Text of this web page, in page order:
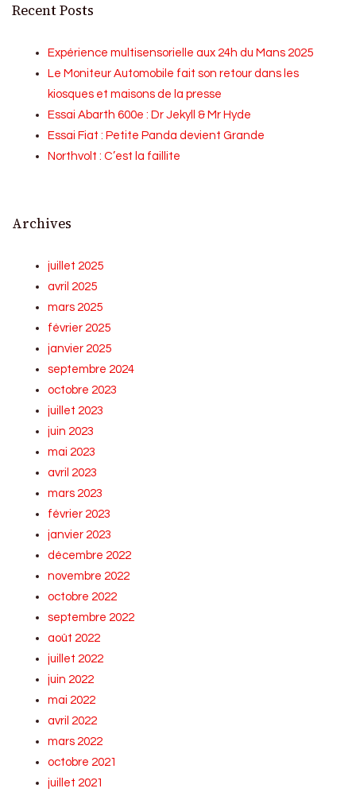
Recent Posts
Expérience multisensorielle aux 24h du Mans 2025
Le Moniteur Automobile fait son retour dans les
kiosques et maisons de la presse
Essai Abarth 600e : Dr Jekyll & Mr Hyde
Essai Fiat : Petite Panda devient Grande
Northvolt : C’est la faillite
Archives
juillet 2025
avril 2025
mars 2025
février 2025
janvier 2025
septembre 2024
octobre 2023
juillet 2023
juin 2023
mai 2023
avril 2023
mars 2023
février 2023
janvier 2023
décembre 2022
novembre 2022
octobre 2022
septembre 2022
août 2022
juillet 2022
juin 2022
mai 2022
avril 2022
mars 2022
octobre 2021
juillet 2021